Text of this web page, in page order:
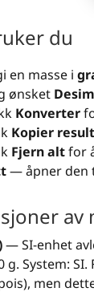
du
en masse i
ønsket
Konverter
Kopier
Fjern altfor
— åpner den
av
— SI-enhet
g. System:
men